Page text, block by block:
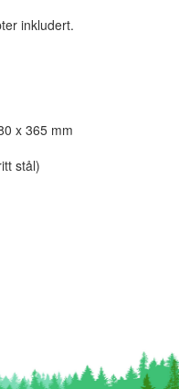
inkludert.
x 365 mm
stål)